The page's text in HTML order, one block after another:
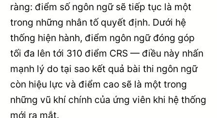
ràng: điểm số ngôn ngữ sẽ tiếp tục là một
trong những nhân tố quyết định. Dưới hệ
thống hiện hành, điểm ngôn ngữ đóng góp
tối đa lên tới 310 điểm CRS — điều này nhấn
mạnh lý do tại sao kết quả bài thi ngôn ngữ
còn hiệu lực và điểm cao sẽ là một trong
những vũ khí chính của ứng viên khi hệ thống
mới ra mắt.